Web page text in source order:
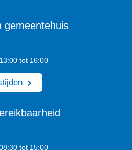
gemeentehuis
tot 16:00
tot 15:00